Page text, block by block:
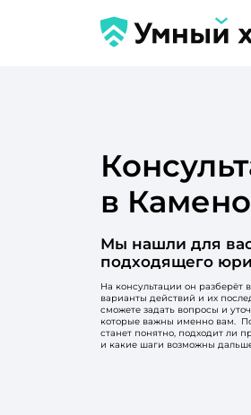
в
Мы нашли для
подходящего
На консультации он разберёт
варианты действий и их
сможете задать вопросы и
которые важны именно вам.
станет понятно, подходит ли
и какие шаги возможны